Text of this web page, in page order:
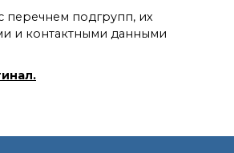
перечнем подгрупп, их
и контактными данными